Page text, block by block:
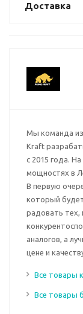
Доставка
Мы команда
Kraft
с 2015 года.
мощностях в
В первую
который
радовать тех,
аналогов, а
цене и
Все товары
Все товары